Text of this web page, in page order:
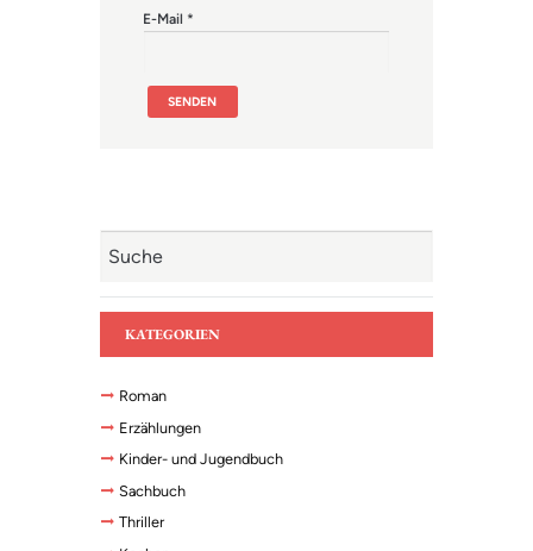
E-Mail *
KATEGORIEN
Roman
Erzählungen
Kinder- und Jugendbuch
Sachbuch
Thriller